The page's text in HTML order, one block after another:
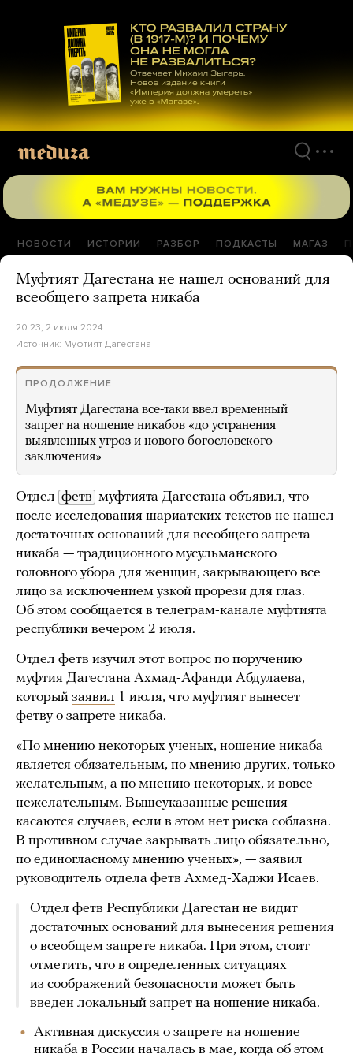
материалам
НОВОСТИ ИСТОРИИ РАЗБОР ПОДКАСТЫ МАГАЗ
Муфтият Дагестана не нашел оснований для
всеобщего запрета никаба
20:23, 2 июля 2024
Источник: Муфтият Дагестана
ПРОДОЛЖЕНИЕ
Муфтият Дагестана все-таки ввел временный
запрет на ношение никабов «до устранения
выявленных угроз и нового богословского
заключения»
Отдел фетв муфтията Дагестана объявил, что
после исследования шариатских текстов не нашел
достаточных оснований для всеобщего запрета
никаба — традиционного мусульманского
головного убора для женщин, закрывающего все
лицо за исключением узкой прорези для глаз.
Об этом сообщается в телеграм-канале муфтията
республики вечером 2 июля.
Отдел фетв изучил этот вопрос по поручению
муфтия Дагестана Ахмад-Афанди Абдулаева,
который заявил 1 июля, что муфтият вынесет
фетву о запрете никаба.
«По мнению некоторых ученых, ношение никаба
является обязательным, по мнению других, только
желательным, а по мнению некоторых, и вовсе
нежелательным. Вышеуказанные решения
касаются случаев, если в этом нет риска соблазна.
В противном случае закрывать лицо обязательно,
по единогласному мнению ученых», — заявил
руководитель отдела фетв Ахмед-Хаджи Исаев.
Отдел фетв Республики Дагестан не видит
достаточных оснований для вынесения решения
о всеобщем запрете никаба. При этом, стоит
отметить, что в определенных ситуациях
из соображений безопасности может быть
введен локальный запрет на ношение никаба.
Активная дискуссия о запрете на ношение
никаба в России началась в мае, когда об этом